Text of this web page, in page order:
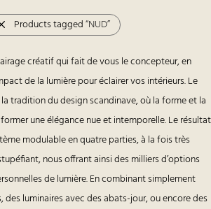
Products tagged“NUD”
créatif qui fait de vous le concepteur, en
de la lumière pour éclairer vos intérieurs. Le
tradition du design scandinave, où la forme et la
une élégance nue et intemporelle. Le résultat
modulable en quatre parties, à la fois très
nous offrant ainsi des milliers d’options
de lumière. En combinant simplement
des luminaires avec des abats-jour, ou encore des